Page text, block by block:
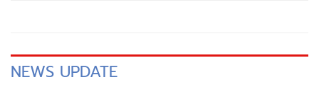
NEWS UPDATE